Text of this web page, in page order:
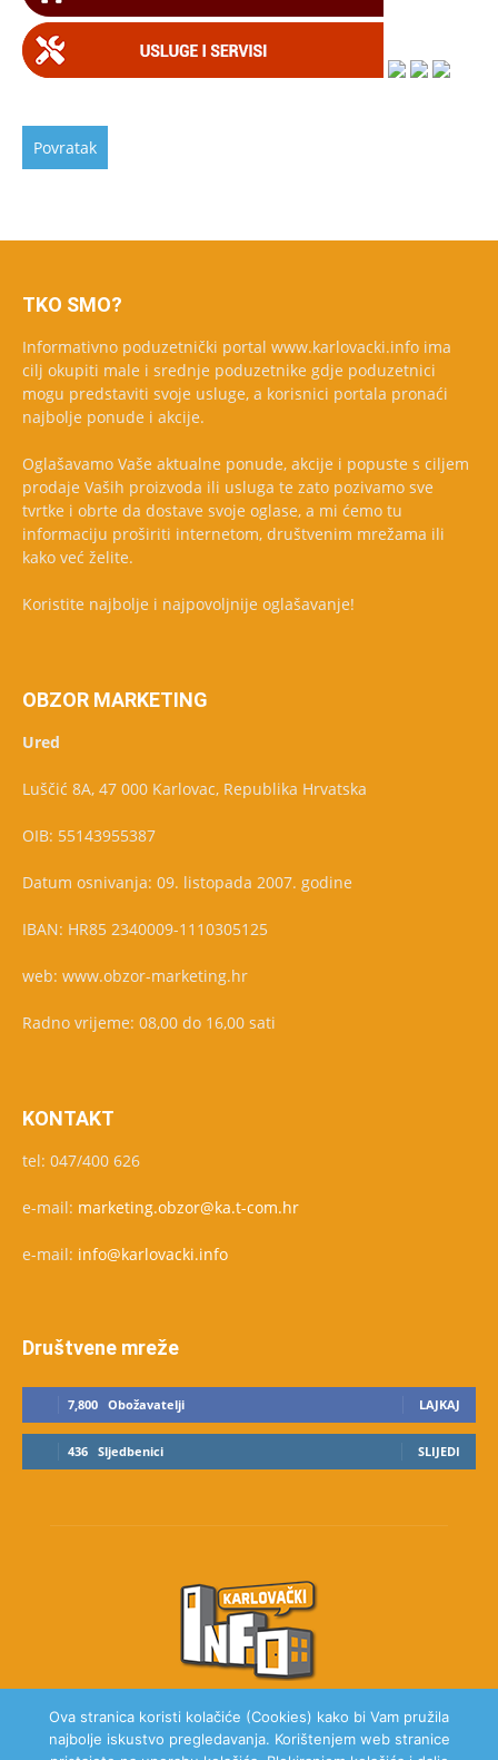
TKO SMO?
Informativno poduzetnički portal www.karlovacki.info ima
cilj okupiti male i srednje poduzetnike gdje poduzetnici
mogu predstaviti svoje usluge, a korisnici portala pronaći
najbolje ponude i akcije.
Oglašavamo Vaše aktualne ponude, akcije i popuste s ciljem
prodaje Vaših proizvoda ili usluga te zato pozivamo sve
tvrtke i obrte da dostave svoje oglase, a mi ćemo tu
informaciju proširiti internetom, društvenim mrežama ili
kako već želite.
Koristite najbolje i najpovoljnije oglašavanje!
OBZOR MARKETING
Ured
Luščić 8A, 47 000 Karlovac, Republika Hrvatska
OIB: 55143955387
Datum osnivanja: 09. listopada 2007. godine
IBAN: HR85 2340009-1110305125
web: www.obzor-marketing.hr
Radno vrijeme: 08,00 do 16,00 sati
KONTAKT
tel: 047/400 626
e-mail: marketing.obzor@ka.t-com.hr
e-mail: info@karlovacki.info
Društvene mreže
7,800 Obožavatelji LAJKAJ
436 Sljedbenici SLIJEDI
Ova stranica koristi kolačiće (Cookies) kako bi Vam pružila
najbolje iskustvo pregledavanja. Korištenjem web stranice